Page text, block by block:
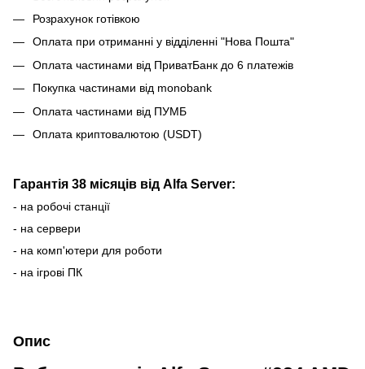
Розрахунок готівкою
Оплата при отриманні у відділенні "Нова Пошта"
Оплата частинами від ПриватБанк до 6 платежів
Покупка частинами від monobank
Оплата частинами від ПУМБ
Оплата криптовалютою (USDT)
Гарантія 38 місяців від Alfa Server:
- на робочі станції
- на сервери
- на комп'ютери для роботи
- на ігрові ПК
Опис